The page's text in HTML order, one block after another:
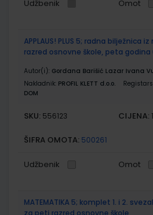
Udžbenik Omot
APPLAUS! PLUS 5; radna bilježnica
razred osnovne škole, peta godina
Autor(i): Gordana Barišić Lazar Ivana
Nakladnik: PROFIL KLETT d.o.o.
DOM
SKU: 556123 CIJENA:
ŠIFRA OMOTA: 500261
Udžbenik Omot
MATEMATIKA 5; komplet 1. i 2.
za peti razred osnovne škole